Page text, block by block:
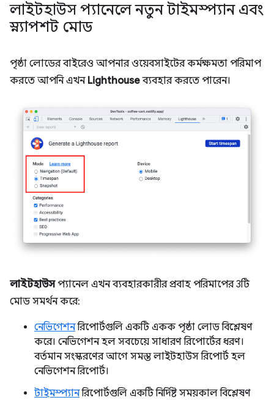
লাইটহাউস প্যানেলে নতুন টাইমস্প্যান এবং
স্ন্যাপশট মোড
পৃষ্ঠা লোডের বাইরেও আপনার ওয়েবসাইটের কর্মক্ষমতা পরিমাপ
করতে আপনি এখন Lighthouseব্যবহার করতে পারেন।
লাইটহাউসপ্যানেল এখন ব্যবহারকারীর প্রবাহ পরিমাপের 3টি
মোড সমর্থন করে:
নেভিগেশনরিপোর্টগুলি একটি একক পৃষ্ঠা লোড বিশ্লেষণ
করে। নেভিগেশন হল সবচেয়ে সাধারণ রিপোর্টের ধরণ।
বর্তমান সংস্করণের আগে সমস্ত লাইটহাউস রিপোর্ট হল
নেভিগেশন রিপোর্ট।
টাইমস্প্যানরিপোর্টগুলি একটি নির্দিষ্ট সময়কাল বিশ্লেষণ